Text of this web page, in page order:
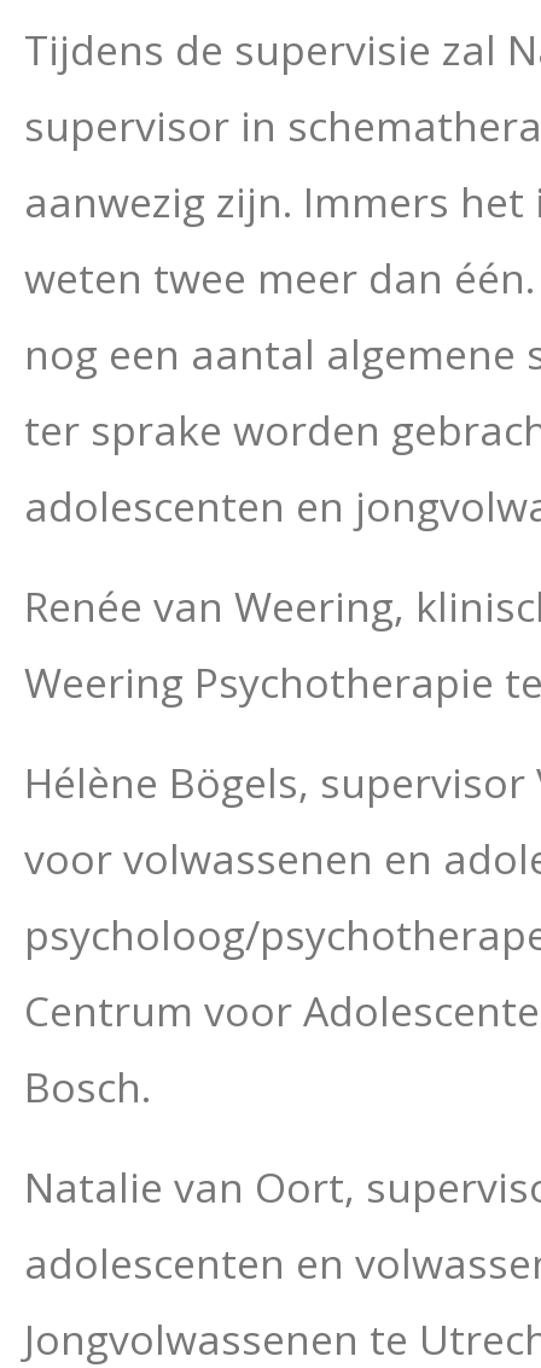
Tijdens de supervisie zal
supervisor in
aanwezig zijn. Immers
weten twee meer dan
nog een aantal algemene
ter sprake worden
adolescenten en
Renée van Weering,
Weering Psychotherapie
Hélène Bögels, supervisor
voor volwassenen en
psycholoog/
Centrum voor
Bosch.
Natalie van Oort,
adolescenten en
Jongvolwassenen te